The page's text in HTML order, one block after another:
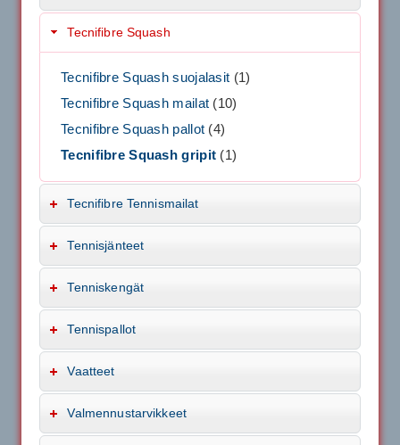
Tecnifibre Squash
Tecnifibre Squash suojalasit (1)
Tecnifibre Squash mailat (10)
Tecnifibre Squash pallot (4)
Tecnifibre Squash gripit (1)
Tecnifibre Tennismailat
Tennisjänteet
Tenniskengät
Tennispallot
Vaatteet
Valmennustarvikkeet